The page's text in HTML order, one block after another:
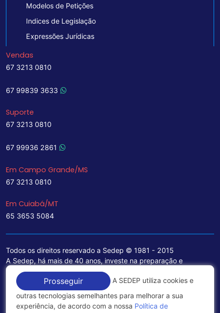
Modelos de Petições
Indices de Legislação
Expressões Jurídicas
Vendas
67 3213 0810
67 99839 3633
Suporte
67 3213 0810
67 99936 2861
Em Campo Grande/MS
67 3213 0810
Em Cuiabá/MT
65 3653 5084
Todos os direitos reservado a Sedep © 1981 - 2015
A Sedep, há mais de 40 anos, investe na preparação e
treinamento de funcionários e na aquisição de tecnologia de
ponta para a ampliação de seu portfólio de serviços voltados
para a área jurídica, que contemplam informações seguras e
excelentes soluções empresariais.
Prosseguir
A SEDEP utiliza cookies e
outras tecnologias semelhantes para melhorar a sua
experiência, de acordo com a nossa Política de